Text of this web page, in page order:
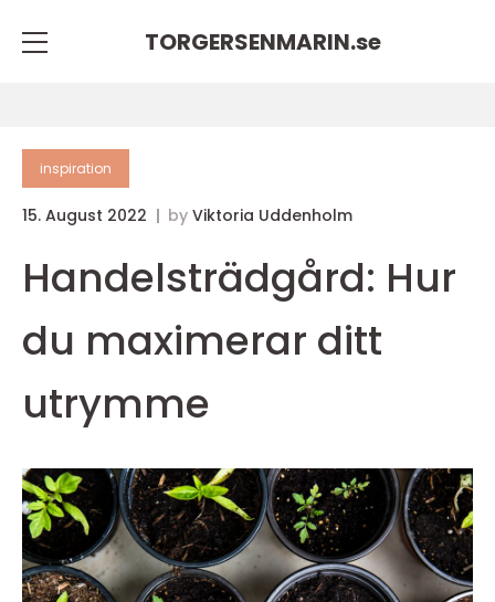
TORGERSENMARIN.se
inspiration
15. August 2022 by Viktoria Uddenholm
Handelsträdgård: Hur
du maximerar ditt
utrymme